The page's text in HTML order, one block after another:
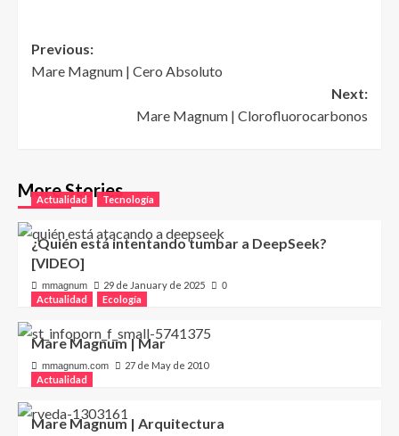
Post
navigation
Previous:
Mare Magnum | Cero Absoluto
Next:
Mare Magnum | Clorofluorocarbonos
More Stories
Actualidad Tecnología
¿Quién está intentando tumbar a DeepSeek?
[VIDEO]
mmagnum 29 de January de 2025 0
Actualidad Ecología
Mare Magnum | Mar
mmagnum.com
27 de May de 2010
Actualidad
Mare Magnum | Arquitectura